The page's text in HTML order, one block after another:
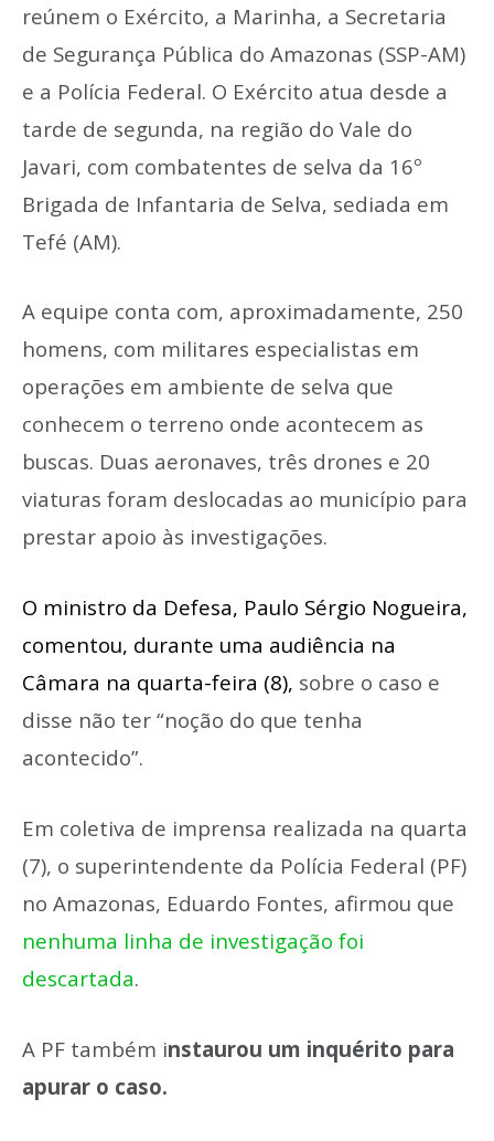
reúnem o Exército, a Marinha, a Secretaria
de Segurança Pública do Amazonas (SSP-AM)
e a Polícia Federal. O Exército atua desde a
tarde de segunda, na região do Vale do
Javari, com combatentes de selva da 16º
Brigada de Infantaria de Selva, sediada em
Tefé (AM).
A equipe conta com, aproximadamente, 250
homens, com militares especialistas em
operações em ambiente de selva que
conhecem o terreno onde acontecem as
buscas. Duas aeronaves, três drones e 20
viaturas foram deslocadas ao município para
prestar apoio às investigações.
O ministro da Defesa, Paulo Sérgio Nogueira,
comentou, durante uma audiência na
Câmara na quarta-feira (8), sobre o caso e
disse não ter “noção do que tenha
acontecido”.
Em coletiva de imprensa realizada na quarta
(7), o superintendente da Polícia Federal (PF)
no Amazonas, Eduardo Fontes, afirmou que
nenhuma linha de investigação foi
descartada.
A PF também instaurou um inquérito para
apurar o caso.